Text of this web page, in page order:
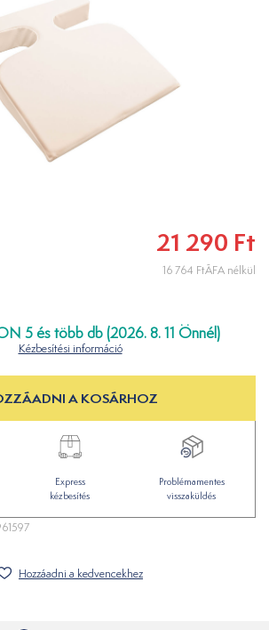
21 290 Ft
16 764 FtÁFA nélkül
5 és több db (2026. 8. 11 Önnél)
Kézbesítési információ
A KOSÁRHOZ
Express
kézbesítés
Problémamentes
visszaküldés
Hozzáadni a kedvencekhez